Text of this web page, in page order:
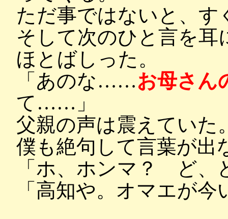
ただ事ではないと、す
そして次のひと言を耳
ほとばしった。
「あのな……お母さん
て……」
父親の声は震えていた
僕も絶句して言葉が出
「ホ、ホンマ？ ど、
「高知や。オマエが今